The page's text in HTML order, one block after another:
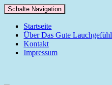
Schalte Navigation
Startseite
Über Das Gute Lauchgefühl
Kontakt
Impressum